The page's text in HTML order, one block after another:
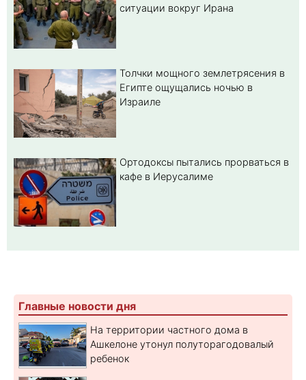
ситуации вокруг Ирана
Толчки мощного землетрясения в
Египте ощущались ночью в
Израиле
Ортодоксы пытались прорваться в
кафе в Иерусалиме
Главные новости дня
На территории частного дома в
Ашкелоне утонул полуторагодовалый
ребенок